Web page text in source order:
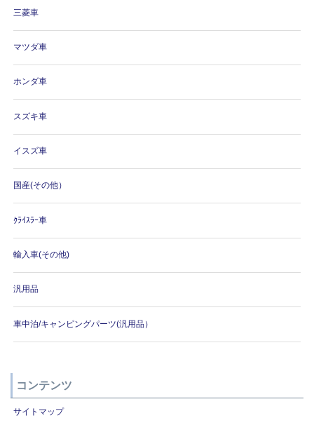
三菱車
マツダ車
ホンダ車
スズキ車
イスズ車
国産(その他）
ｸﾗｲｽﾗｰ車
輸入車(その他)
汎用品
車中泊/キャンピングパーツ(汎用品）
コンテンツ
サイトマップ